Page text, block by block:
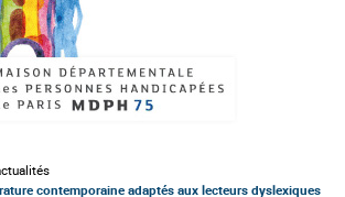
contemporaine adaptés aux lecteurs dyslexiques